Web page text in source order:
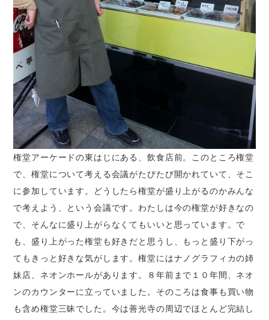
権堂アーケードの東はじにある、飲食店前。このところ権堂
で、権堂について考える会議がたびたび開かれていて、そこ
に参加しています。どうしたら権堂が盛り上がるのかみんな
で考えよう、という会議です。わたしは今の権堂が好きなの
で、そんなに盛り上がらなくてもいいと思っています。で
も、盛り上がった権堂も好きだと思うし、もっと盛り下がっ
てもきっと好きな気がします。権堂にはナノグラフィカの姉
妹店、ネオンホールがあります。８年前まで１０年間、ネオ
ンのカウンターに立っていました。そのころは食事も買い物
も含め権堂三昧でした。今は善光寺の周辺でほとんど完結し